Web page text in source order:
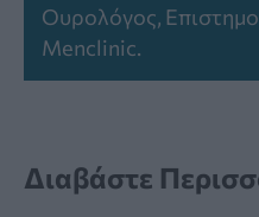
Ουρολόγος,
Menclinic.
Διαβάστε